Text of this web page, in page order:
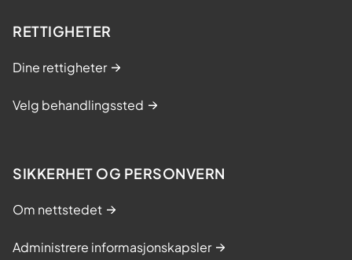
RETTIGHETER
Dine rettigheter
Velg behandlingssted
SIKKERHET OG PERSONVERN
Om nettstedet
Administrere informasjonskapsler